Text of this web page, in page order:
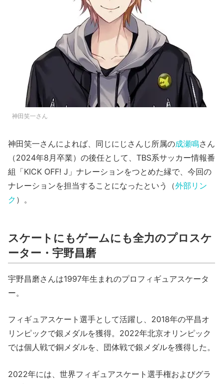
神田笑一さん
神田笑一さんによれば、同じにじさんじ所属の成瀬鳴さん
（2024年8月卒業）の後任として、TBS系サッカー情報番
組「KICK OFF! J」ナレーションをつとめた縁で、今回の
ナレーションを担当することになったという（外部リン
ク ）。
スケートにもゲームにも全力のプロスケ
ーター・宇野昌磨
宇野昌磨さんは1997年生まれのプロフィギュアスケータ
ー。
フィギュアスケート選手として活躍し、2018年の平昌オ
リンピックで銀メダルを獲得。2022年北京オリンピック
では個人戦で銅メダルを、団体戦で銀メダルを獲得した。
2022年には、世界フィギュアスケート選手権およびグラ